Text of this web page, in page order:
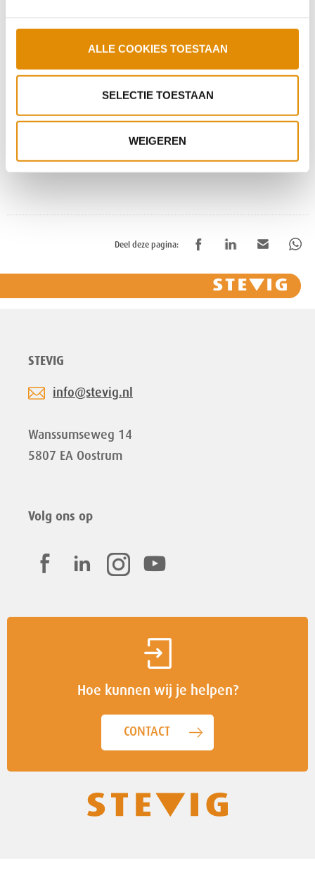
ALLE COOKIES TOESTAAN
SELECTIE TOESTAAN
WEIGEREN
Podcast Sociaal Psychiatrische
Verpleegkundige
5 6 7
Deel deze pagina:
STEVIG
info@stevig.nl
Wanssumseweg 14
5807 EA Oostrum
Volg ons op
Hoe kunnen wij je helpen?
CONTACT